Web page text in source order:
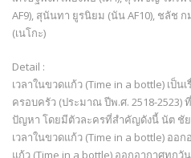
AF9), สุนันทา ยูรนิยม (นัน AF10), ชลัช
(เนโกะ)
Detail :
เวลาในขวดแก้ว (Time in a bottle) เป็น
ครอบครัว (ประมาณ ปีพ.ศ. 2518-2523)
ปัญหา โดยมีตัวละครที่สำคัญดังนี้ นัต ชัย
เวลาในขวดแก้ว (Time in a bottle) ออ
แก้ว (Time in a bottle) ออกอากาศทุกวั